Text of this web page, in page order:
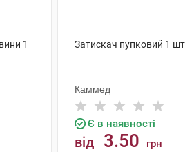
1
Затискач пупковий 1 шт
Каммед
Є в наявності
від 3.50 грн